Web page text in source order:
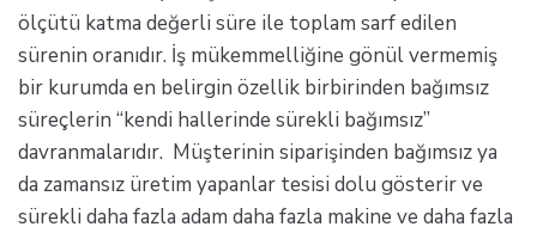
ölçütü katma değerli süre ile toplam sarf edilen
sürenin oranıdır. İş mükemmelliğine gönül vermemiş
bir kurumda en belirgin özellik birbirinden bağımsız
süreçlerin “kendi hallerinde sürekli bağımsız”
davranmalarıdır. Müşterinin siparişinden bağımsız ya
da zamansız üretim yapanlar tesisi dolu gösterir ve
sürekli daha fazla adam daha fazla makine ve daha fazla